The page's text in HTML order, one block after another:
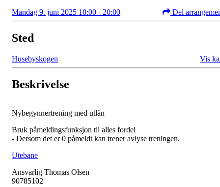
Mandag 9. juni 2025 18:00 - 20:00 Del
Sted
Husebyskogen Vis
Beskrivelse
Nybegynnertrening med utlån
Bruk påmeldingsfunksjon til alles fordel
- Dersom det er 0 påmeldt kan trener avlyse treningen.
Utebane
Ansvarlig Thomas Olsen
90785102